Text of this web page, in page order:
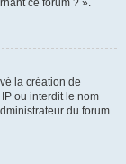
ce forum ? ».
la création de
ou interdit le nom
du forum